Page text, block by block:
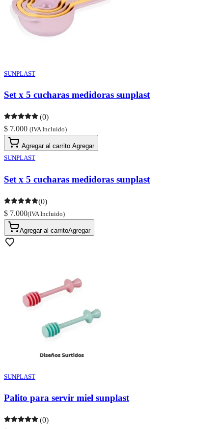
SUNPLAST
Set x 5 cucharas medidoras sunplast
(0)
$ 7.000 (IVA Incluido)
Agregar al carrito Agregar
SUNPLAST
Set x 5 cucharas medidoras sunplast
(0)
$ 7.000(IVA Incluido)
Agregar al carritoAgregar
SUNPLAST
Palito para servir miel sunplast
(0)